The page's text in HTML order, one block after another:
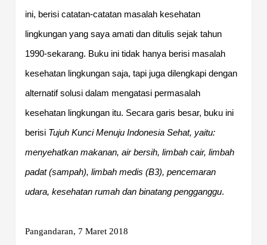
ini, berisi catatan-catatan masalah kesehatan
lingkungan yang saya amati dan ditulis sejak tahun
1990-sekarang. Buku ini tidak hanya berisi masalah
kesehatan lingkungan saja, tapi juga dilengkapi dengan
alternatif solusi dalam mengatasi permasalah
kesehatan lingkungan itu. Secara garis besar, buku ini
berisi Tujuh Kunci Menuju Indonesia Sehat, yaitu:
menyehatkan makanan, air bersih, limbah cair, limbah
padat (sampah), limbah medis (B3), pencemaran
udara, kesehatan rumah dan binatang pengganggu.
Pangandaran, 7 Maret 2018